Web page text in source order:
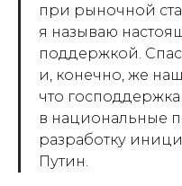
при рыночной
я называю
поддержкой.
и, конечно, же
что
в национальные
разработку
Путин.